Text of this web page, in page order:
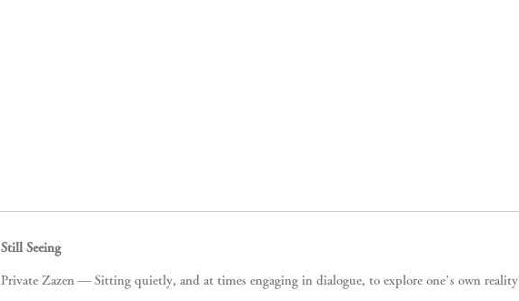
Still Seeing
Private Zazen — Sitting quietly, and at times engaging in dialogue, to explore one’s own reality